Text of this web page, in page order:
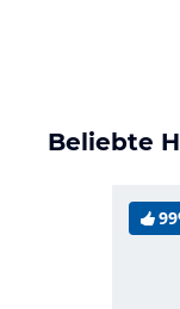
Beliebte